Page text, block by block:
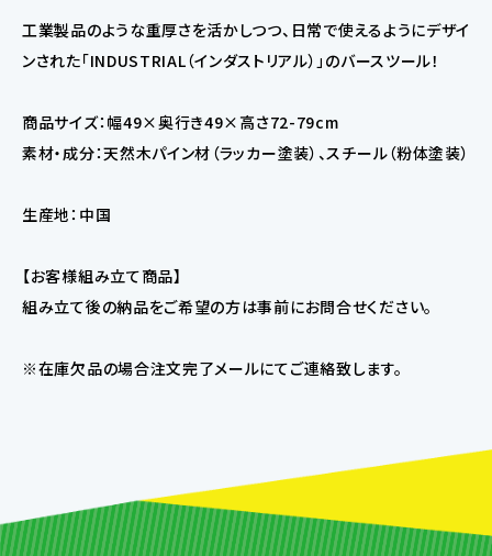
工業製品のような重厚さを活かしつつ、日常で使えるようにデザイ
ンされた「INDUSTRIAL（インダストリアル）」のバースツール！
商品サイズ：幅49×奥行き49×高さ72-79cm
素材・成分：天然木パイン材（ラッカー塗装）、スチール（粉体塗装）
生産地：中国
【お客様組み立て商品】
組み立て後の納品をご希望の方は事前にお問合せください。
※在庫欠品の場合注文完了メールにてご連絡致します。